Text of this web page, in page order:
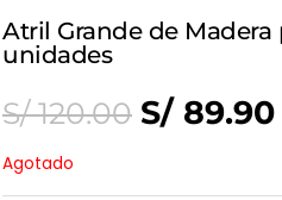
Atril Grande de Madera
unidades
S/120.00 Original
S/89.90
Agotado